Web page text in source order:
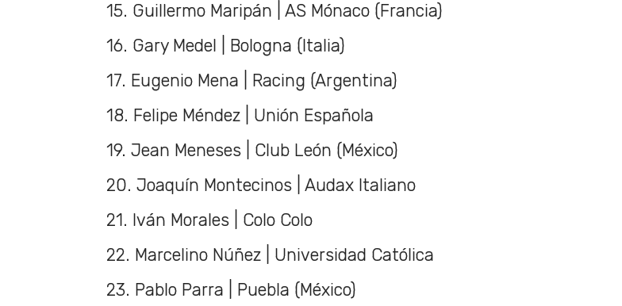
15. Guillermo Maripán | AS Mónaco (Francia)
16. Gary Medel | Bologna (Italia)
17. Eugenio Mena | Racing (Argentina)
18. Felipe Méndez | Unión Española
19. Jean Meneses | Club León (México)
20. Joaquín Montecinos | Audax Italiano
21. Iván Morales | Colo Colo
22. Marcelino Núñez | Universidad Católica
23. Pablo Parra | Puebla (México)